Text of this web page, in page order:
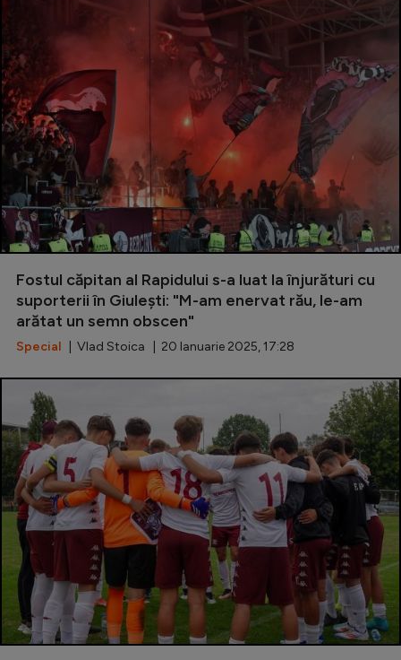
Campionate
Starurile fotbalului
EURO 2024
Stranieri
Clasamente
Tenis
Handbal
Natație
Formula 1
Rugby
Ciclism
Alte sporturi
JO 2024
JO 2026
Fostul căpitan al Rapidului s-a luat la înjurături cu
suporterii în Giulești: "M-am enervat rău, le-am
arătat un semn obscen"
Special | Vlad Stoica | 20 Ianuarie 2025, 17:28